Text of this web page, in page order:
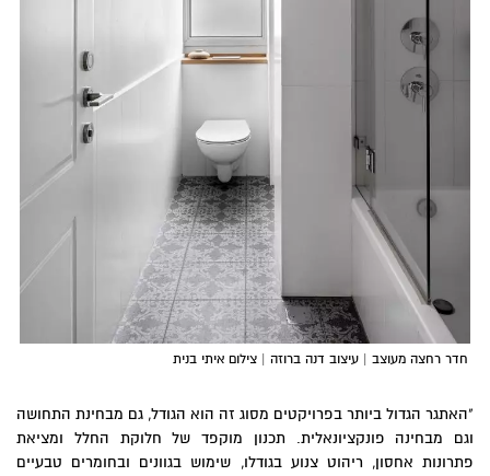
חדר רחצה מעוצב | עיצוב דנה ברוזה | צילום איתי בנית
"האתגר הגדול ביותר בפרויקטים מסוג זה הוא הגודל, גם מבחינת התחושה
וגם מבחינה פונקציונאלית. תכנון מוקפד של חלוקת החלל ומציאת
פתרונות אחסון, ריהוט צנוע בגודלו, שימוש בגוונים ובחומרים טבעיים